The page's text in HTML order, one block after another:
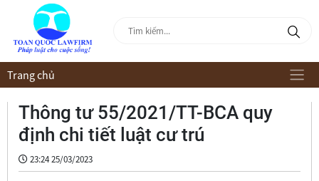
Trang chủ
Thông tư 55/2021/TT-BCA quy
định chi tiết luật cư trú
23:24 25/03/2023